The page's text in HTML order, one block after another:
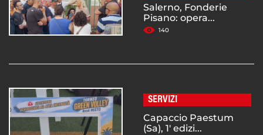
Salerno, Fonderie
Pisano: opera...
140
SERVIZI
Capaccio Paestum
(Sa), 1' edizi...